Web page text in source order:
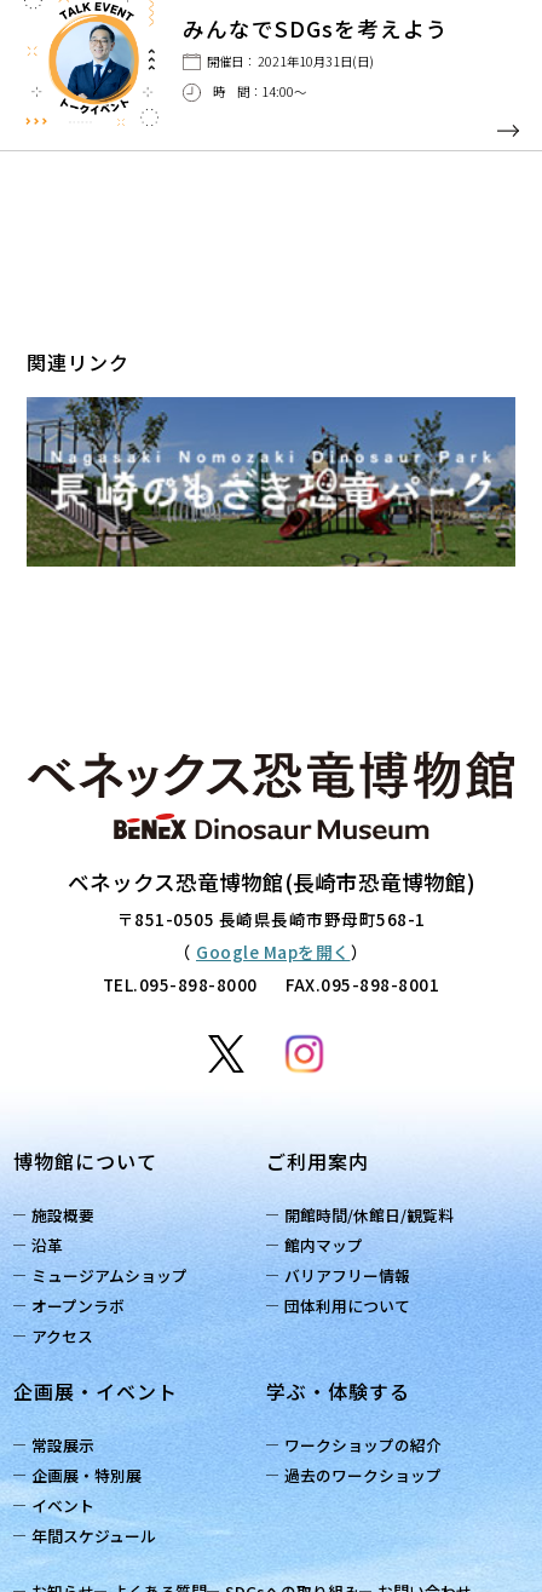
みんなでSDGsを考えよう
開催日： 2021年10月31日(日)
時 間：14:00～
関連リンク
ベネックス恐竜博物館(長崎市恐竜博物館)
〒851-0505 長崎県長崎市野母町568-1
（ Google Mapを開く ）
TEL.095-898-8000 FAX.095-898-8001
博物館について
施設概要
沿革
ミュージアムショップ
オープンラボ
アクセス
ご利用案内
開館時間/休館日/観覧料
館内マップ
バリアフリー情報
団体利用について
企画展・イベント
常設展示
企画展・特別展
イベント
年間スケジュール
学ぶ・体験する
ワークショップの紹介
過去のワークショップ